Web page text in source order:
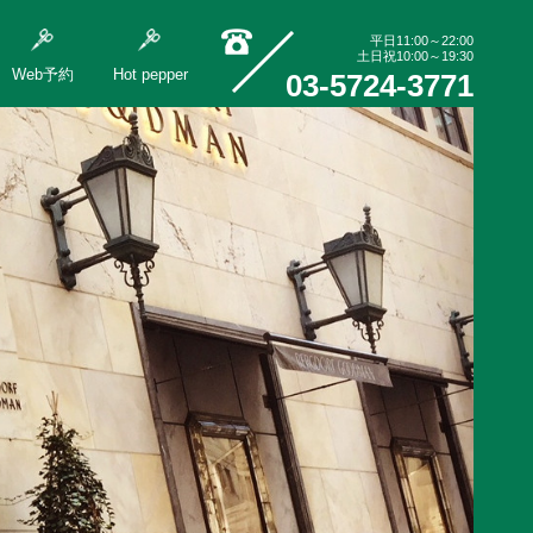
Web予約 Hot pepper
平日11:00～22:00
土日祝10:00～19:30
03-5724-3771